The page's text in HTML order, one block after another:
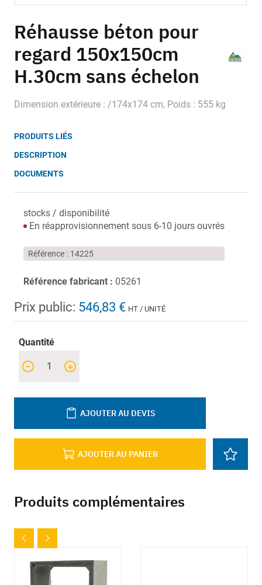
to
the
beginning
of
the
gallery
Réhausse béton pour
regard 150x150cm
H.30cm sans échelon
Dimension extérieure : /174x174 cm, Poids : 555 kg
PRODUITS LIÉS
DESCRIPTION
DOCUMENTS
stocks / disponibilité
En réapprovisionnement sous 6-10 jours ouvrés
Référence 14225
Référence fabricant : 05261
Prix public: 546,83 € HT / UNITÉ
Quantité
+
-
AJOUTER AU PANIER
AJOUTER AU DEVIS
Produits complémentaires